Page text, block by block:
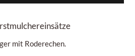
mit Roderechen.